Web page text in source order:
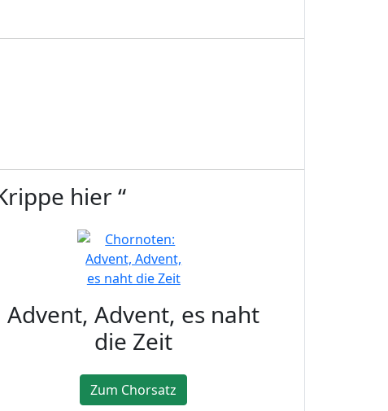
hier “
Advent, Advent, es naht
die Zeit
Zum Chorsatz